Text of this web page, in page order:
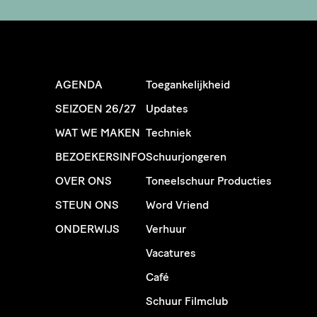
AGENDA
SEIZOEN 26/27
WAT WE MAKEN
BEZOEKERSINFO
OVER ONS
STEUN ONS
ONDERWIJS
Toegankelijkheid
Updates
Techniek
Schuurjongeren
Toneelschuur Producties
Word Vriend
Verhuur
Vacatures
Café
Schuur Filmclub